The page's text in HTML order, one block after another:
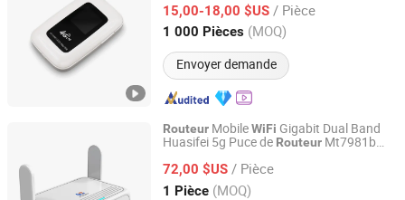
Routeur WiFipour 10 appareil
15,00-18,00 $US / Pièce
1 000 Pièces (MOQ)
Envoyer demande
Guangdong, China Depuis 2019
Routeur MobileWiFi Gigabit Dual Band
Huasifei 5g Puce de Routeur Mt7981b
SIM
72,00 $US / Pièce
1 Pièce (MOQ)
Shenzhen Huasifei Technology Co., Ltd.
Guangdong, China Depuis 2023